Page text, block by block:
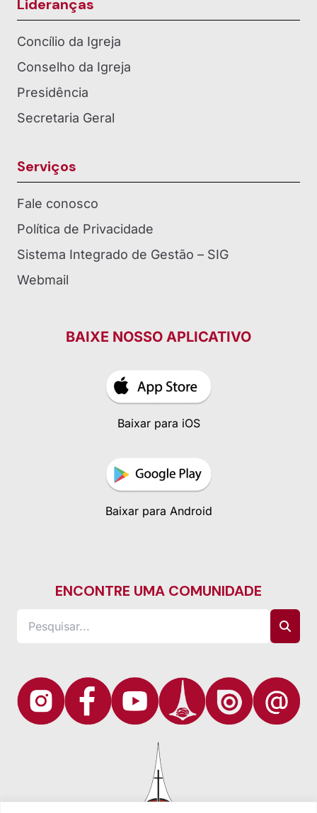
Lideranças
Concílio da Igreja
Conselho da Igreja
Presidência
Secretaria Geral
Serviços
Fale conosco
Política de Privacidade
Sistema Integrado de Gestão – SIG
Webmail
BAIXE NOSSO APLICATIVO
Baixar para iOS
Baixar para Android
ENCONTRE UMA COMUNIDADE